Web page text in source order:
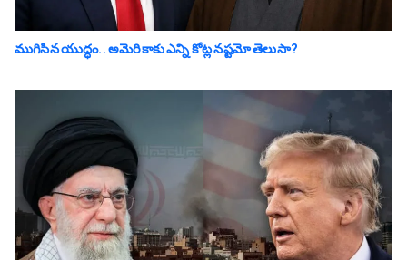
ముగిసిన యుద్ధం.. అమెరికాకు ఎన్ని కోట్ల న‌ష్ట‌మో తెలుసా?